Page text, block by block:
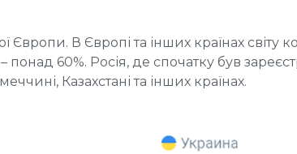
В Європі та інших країнах світу
понад 60%. Росія, де спочатку був
Казахстані та інших країнах.